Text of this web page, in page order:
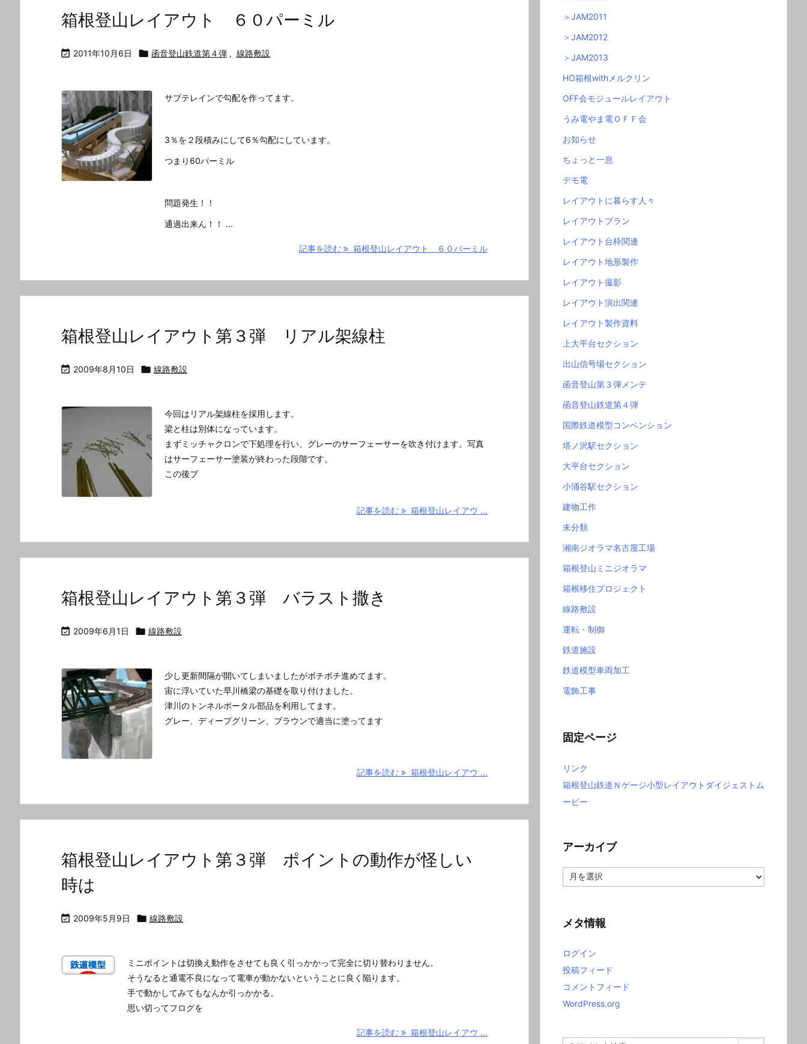
箱根登山レイアウト ６０パーミル
 2011年10月6日  函音登山鉄道第４弾 , 線路敷設
サブテレインで勾配を作ってます。
3％を２段積みにして6％勾配にしています。
つまり60パーミル
問題発生！！
通過出来ん！！ ...
記事を読む 箱根登山レイアウト ６０パーミル
箱根登山レイアウト第３弾 リアル架線柱
 2009年8月10日  線路敷設
今回はリアル架線柱を採用します。
梁と柱は別体になっています。
まずミッチャクロンで下処理を行い、グレーのサーフェーサーを吹き付けます。写真
はサーフェーサー塗装が終わった段階です。
この後ブ
記事を読む 箱根登山レイアウ ...
箱根登山レイアウト第３弾 バラスト撒き
 2009年6月1日  線路敷設
少し更新間隔が開いてしまいましたがボチボチ進めてます。
宙に浮いていた早川橋梁の基礎を取り付けました。
津川のトンネルポータル部品を利用してます。
グレー、ディープグリーン、ブラウンで適当に塗ってます
記事を読む 箱根登山レイアウ ...
箱根登山レイアウト第３弾 ポイントの動作が怪しい
時は
 2009年5月9日  線路敷設
ミニポイントは切換え動作をさせても良く引っかかって完全に切り替わりません。
そうなると通電不良になって電車が動かないということに良く陥ります。
手で動かしてみてもなんか引っかかる。
思い切ってフログを
記事を読む 箱根登山レイアウ ...
＞JAM2011
＞JAM2012
＞JAM2013
HO箱根withメルクリン
OFF会モジュールレイアウト
うみ電やま電ＯＦＦ会
お知らせ
ちょっと一息
デモ電
レイアウトに暮らす人々
レイアウトプラン
レイアウト台枠関連
レイアウト地形製作
レイアウト撮影
レイアウト演出関連
レイアウト製作資料
上大平台セクション
出山信号場セクション
函音登山第３弾メンテ
函音登山鉄道第４弾
国際鉄道模型コンベンション
塔ノ沢駅セクション
大平台セクション
小涌谷駅セクション
建物工作
未分類
湘南ジオラマ名古屋工場
箱根登山ミニジオラマ
箱根移住プロジェクト
線路敷設
運転・制御
鉄道施設
鉄道模型車両加工
電飾工事
固定ページ
リンク
箱根登山鉄道Ｎゲージ小型レイアウトダイジェストム
ービー
アーカイブ
ー
ブ
メタ情報
ログイン
投稿フィード
コメントフィード
WordPress.org